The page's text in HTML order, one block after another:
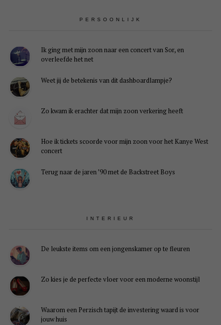
PERSOONLIJK
Ik ging met mijn zoon naar een concert van Sor, en
overleefde het net
Weet jij de betekenis van dit dashboardlampje?
Zo kwam ik erachter dat mijn zoon verkering heeft
Hoe ik tickets scoorde voor mijn zoon voor het Kanye West
concert
Terug naar de jaren ’90 met de Backstreet Boys
INTERIEUR
De leukste items om een jongenskamer op te fleuren
Zo kies je de perfecte vloer voor een moderne woonstijl
Waarom een Perzisch tapijt de investering waard is voor
jouw huis